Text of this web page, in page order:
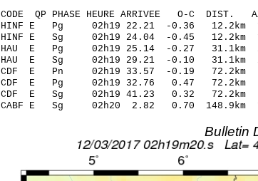
CODE QP PHASE HEURE ARRIVEE O-C
HINF E Pg 02h19 22.21 -0.36 12.2km
HINF E Sg 02h19 24.04 -0.45
HAU E Pg 02h19 25.14 -0.27 31.1km
HAU E Sg 02h19 29.21 -0.10
CDF E Pn 02h19 33.57 -0.19 72.2km
CDF E Pg 02h19 32.76 0.47 72.2km
CDF E Sg 02h19 41.23 0.32
CABF E Sg 02h20 2.82 0.70
Bulletin